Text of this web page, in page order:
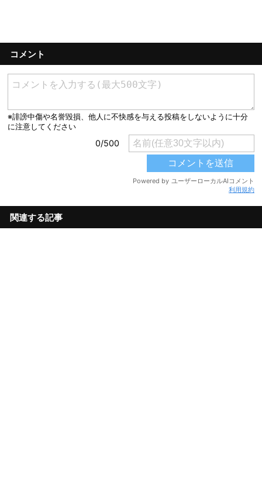
コメント
利用規約
関連する記事